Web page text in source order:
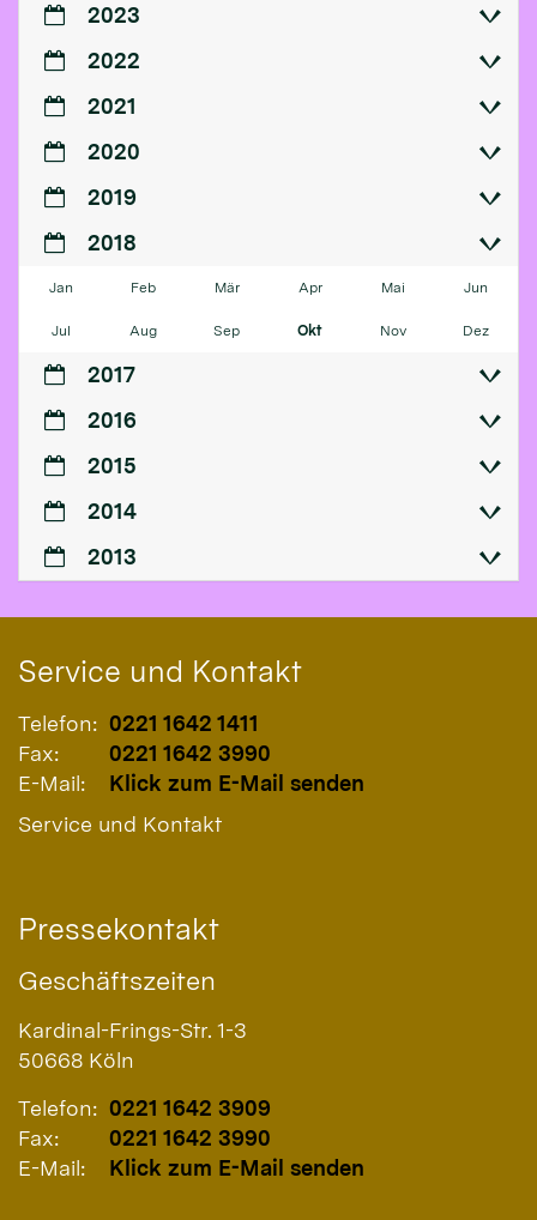
2023
2022
2021
2020
2019
2018
Jan Feb Mär Apr Mai Jun
Jul Aug Sep Okt Nov Dez
2017
2016
2015
2014
2013
Service und Kontakt
Telefon: 0221 1642 1411
Fax:
0221 1642 3990
E-Mail:
Klick zum E-Mail senden
Service und Kontakt
Pressekontakt
Geschäftszeiten
Kardinal-Frings-Str. 1-3
50668 Köln
Telefon: 0221 1642 3909
Fax:
0221 1642 3990
E-Mail:
Klick zum E-Mail senden